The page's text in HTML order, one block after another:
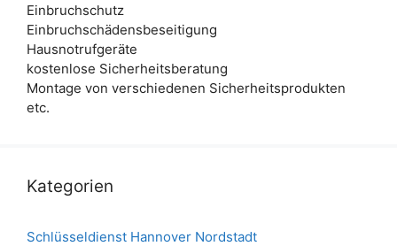
Einbruchschutz
Einbruchschädensbeseitigung
Hausnotrufgeräte
kostenlose Sicherheitsberatung
Montage von verschiedenen Sicherheitsprodukten
etc.
Kategorien
Schlüsseldienst Hannover Nordstadt